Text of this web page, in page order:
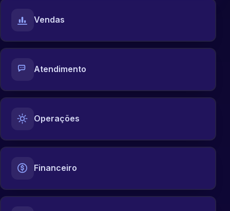
Vendas
Atendimento
Operações
Financeiro